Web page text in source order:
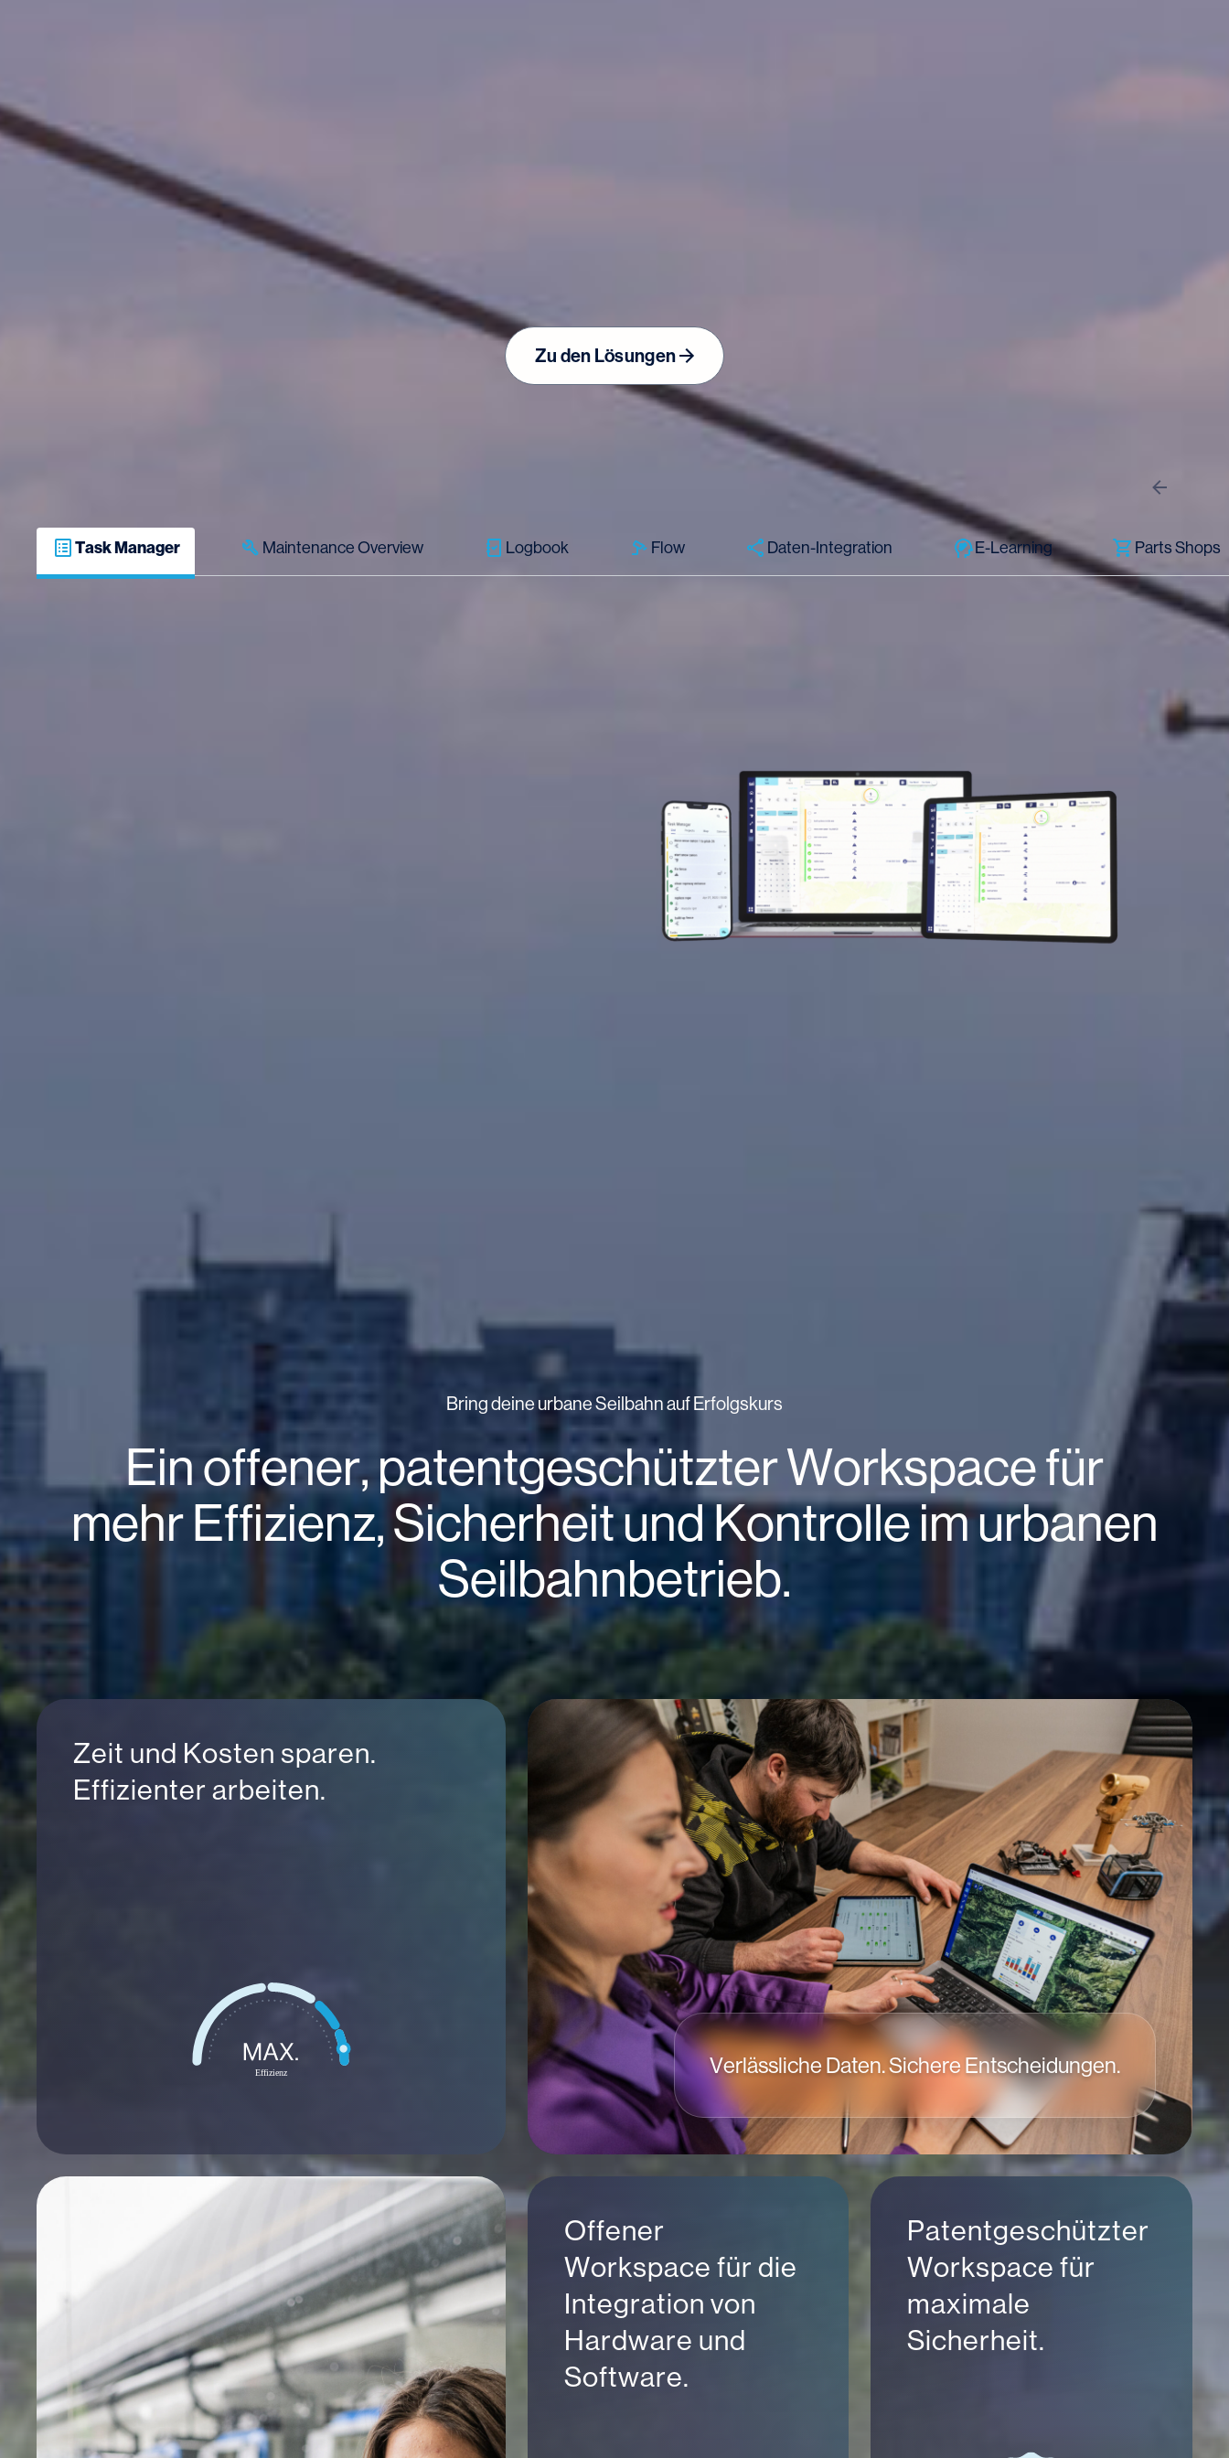
Alle Tools für deinen täglichen Betrieb.
An einem zentralen Ort.
Zu den Lösungen
Task Manager Maintenance Overview Logbook Flow Daten-Integration E-Learning Parts Shops
Bring deine urbane Seilbahn auf Erfolgskurs
Ein offener, patentgeschützter Workspace für
mehr Effizienz, Sicherheit und Kontrolle im urbanen
Seilbahnbetrieb.
Zeit und Kosten sparen.
Effizienter arbeiten.
Verlässliche Daten. Sichere Entscheidungen.
Offener
Workspace für die
Integration von
Hardware und
Software.
Patentgeschützter
Workspace für
maximale
Sicherheit.